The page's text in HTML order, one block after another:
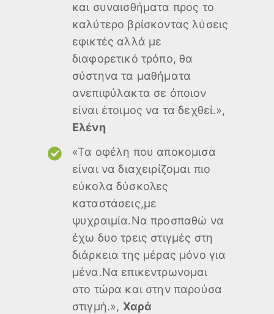
και συναισθήματα προς το
καλύτερο βρίσκοντας λύσεις
εφικτές αλλά με
διαφορετικό τρόπο, θα
σύστηνα τα μαθήματα
ανεπιφύλακτα σε όποιον
είναι έτοιμος να τα δεχθεί.»,
Ελένη
«Τα οφέλη που αποκομισα
είναι να διαχειρίζομαι πιο
εύκολα δύσκολες
καταστάσεις,με
ψυχραιμία.Να προσπαθώ να
έχω δυο τρεις στιγμές στη
διάρκεια της μέρας μόνο για
μένα.Να επικεντρωνομαι
στο τώρα και στην παρούσα
στιγμή.», Χαρά